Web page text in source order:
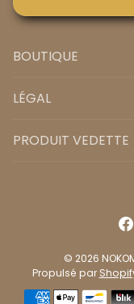
BOUTIQUE
LÉGAL
PRODUIT VEDETTE
© 2026
Propulsé par
Méthodes de